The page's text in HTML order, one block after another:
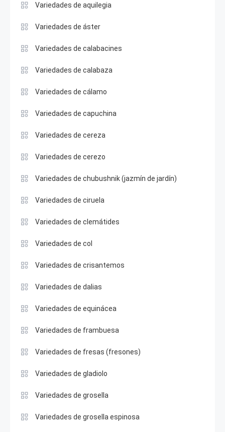
Variedades de aquilegia
Variedades de áster
Variedades de calabacines
Variedades de calabaza
Variedades de cálamo
Variedades de capuchina
Variedades de cereza
Variedades de cerezo
Variedades de chubushnik (jazmín de jardín)
Variedades de ciruela
Variedades de clemátides
Variedades de col
Variedades de crisantemos
Variedades de dalias
Variedades de equinácea
Variedades de frambuesa
Variedades de fresas (fresones)
Variedades de gladiolo
Variedades de grosella
Variedades de grosella espinosa